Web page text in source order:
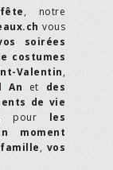
, notre
vous
soirées
costumes
Valentin,
An et des
de vie
pour les
moment
, vos